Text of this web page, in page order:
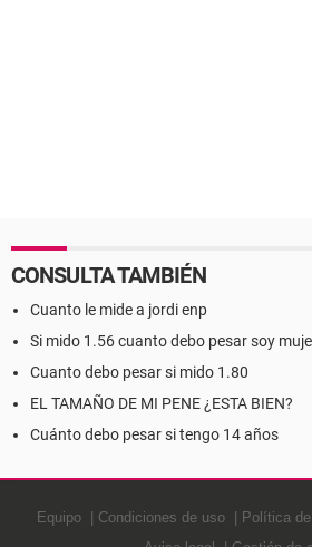
CONSULTA TAMBIÉN
Cuanto le mide a jordi enp
Si mido 1.56 cuanto debo pesar soy
Cuanto debo pesar si mido 1.80
EL TAMAÑO DE MI PENE ¿ESTA BIEN?
Cuánto debo pesar si tengo 14 años
Equipo Condiciones de uso Política